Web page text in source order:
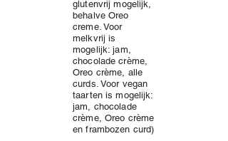
glutenvrij mogelijk,
behalve Oreo
creme. Voor
melkvrij is
mogelijk: jam,
chocoladecrème,
Oreo crème, alle
curds. Voor vegan
taarten is mogelijk:
jam, chocolade
crème, Oreo crème
en frambozen curd)